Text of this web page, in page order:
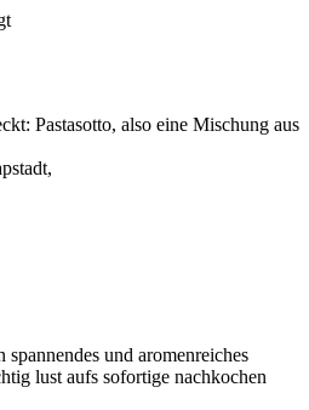
Pastasotto, also eine Mischung aus
und aromenreiches
lust aufs sofortige nachkochen